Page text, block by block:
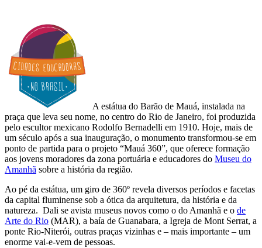
A estátua do Barão de Mauá, instalada na
praça que leva seu nome, no centro do Rio de Janeiro, foi produzida
pelo escultor mexicano Rodolfo Bernadelli em 1910. Hoje, mais de
um século após a sua inauguração, o monumento transformou-se em
ponto de partida para o projeto “Mauá 360”, que oferece formação
aos jovens moradores da zona portuária e educadores do Museu do
Amanhã sobre a história da região.
Ao pé da estátua, um giro de 360º revela diversos períodos e facetas
da capital fluminense sob a ótica da arquitetura, da história e da
natureza. Dali se avista museus novos como o do Amanhã e o de
Arte do Rio (MAR), a baía de Guanabara, a Igreja de Mont Serrat, a
ponte Rio-Niterói, outras praças vizinhas e – mais importante – um
enorme vai-e-vem de pessoas.